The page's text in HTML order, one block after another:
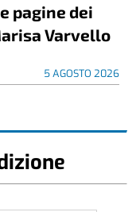
pagine dei
Varvello
5 AGOSTO 2026